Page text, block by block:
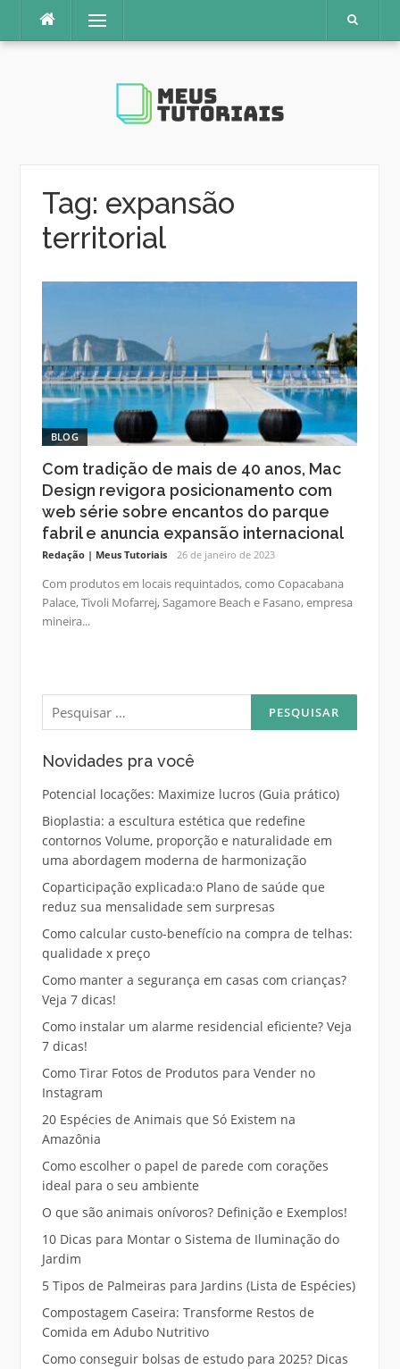
o
Menu
Tag: expansão
territorial
BLOG
Com tradição de mais de 40 anos, Mac
Design revigora posicionamento com
web série sobre encantos do parque
fabril e anuncia expansão internacional
Redação | Meus Tutoriais 26 de janeiro de 2023
Com produtos em locais requintados, como Copacabana
Palace, Tivoli Mofarrej, Sagamore Beach e Fasano, empresa
mineira...
Pesquisar
por:
Novidades pra você
Potencial locações: Maximize lucros (Guia prático)
Bioplastia: a escultura estética que redefine
contornos Volume, proporção e naturalidade em
uma abordagem moderna de harmonização
Coparticipação explicada:o Plano de saúde que
reduz sua mensalidade sem surpresas
Como calcular custo-benefício na compra de telhas:
qualidade x preço
Como manter a segurança em casas com crianças?
Veja 7 dicas!
Como instalar um alarme residencial eficiente? Veja
7 dicas!
Como Tirar Fotos de Produtos para Vender no
Instagram
20 Espécies de Animais que Só Existem na
Amazônia
Como escolher o papel de parede com corações
ideal para o seu ambiente
O que são animais onívoros? Definição e Exemplos!
10 Dicas para Montar o Sistema de Iluminação do
Jardim
5 Tipos de Palmeiras para Jardins (Lista de Espécies)
Compostagem Caseira: Transforme Restos de
Comida em Adubo Nutritivo
Como conseguir bolsas de estudo para 2025? Dicas